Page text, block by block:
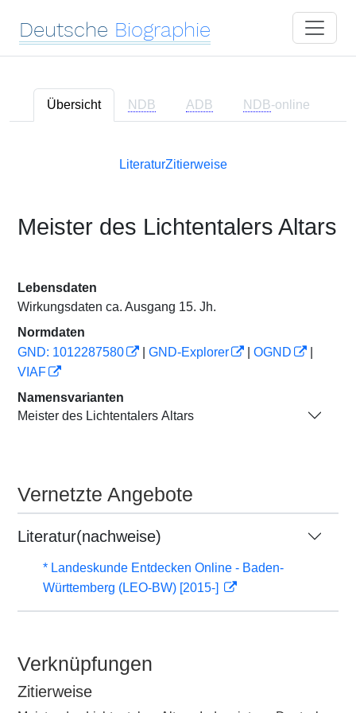
Deutsche Biographie
Übersicht NDB ADB NDB-online
LiteraturZitierweise
Meister des Lichtentalers Altars
Lebensdaten
Wirkungsdaten ca. Ausgang 15. Jh.
Normdaten
GND: 1012287580
GND-Explorer OGND
VIAF
Namensvarianten
Meister des Lichtentalers Altars
Vernetzte Angebote
Literatur(nachweise)
* Landeskunde Entdecken Online - Baden-
Württemberg (LEO-BW) [2015-]
Verknüpfungen
Zitierweise